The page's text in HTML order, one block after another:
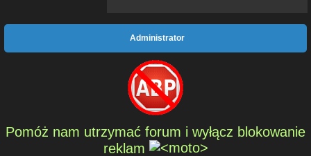
Administrator
Pomóż nam utrzymać forum i wyłącz blokowanie
reklam